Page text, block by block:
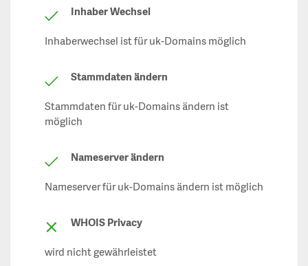
Inhaber Wechsel
Inhaberwechsel ist für uk-Domains möglich
Stammdaten ändern
Stammdaten für uk-Domains ändern ist
möglich
Nameserver ändern
Nameserver für uk-Domains ändern ist möglich
WHOIS Privacy
wird nicht gewährleistet